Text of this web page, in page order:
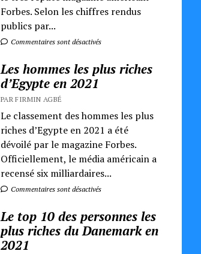
Forbes. Selon les chiffres rendus
publics par...
Commentaires sont désactivés
Les hommes les plus riches
d’Egypte en 2021
PAR FIRMIN AGBÉ
Le classement des hommes les plus
riches d’Egypte en 2021 a été
dévoilé par le magazine Forbes.
Officiellement, le média américain a
recensé six milliardaires...
Commentaires sont désactivés
Le top 10 des personnes les
plus riches du Danemark en
2021